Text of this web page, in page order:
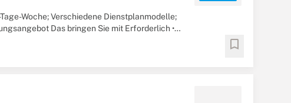
Woche; Verschiedene Dienstplanmodelle;
Das bringen Sie mit Erforderlich •
bookmark